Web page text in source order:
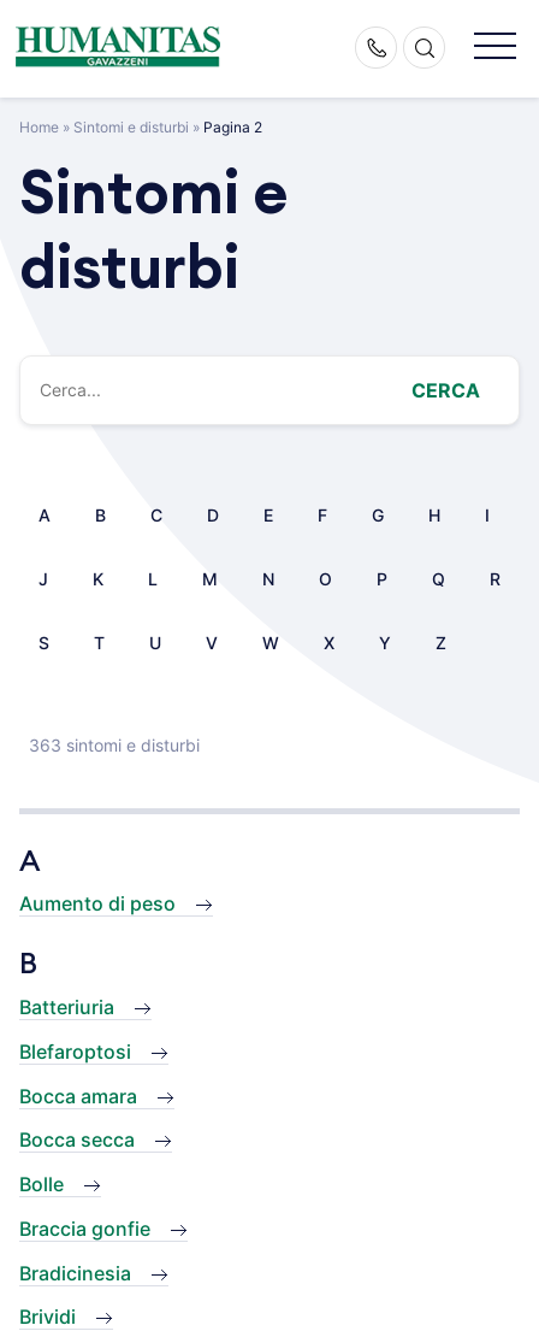
content
Home » Sintomi e disturbi » Pagina 2
Sintomi e
disturbi
CERCA
A B C D E F G H I
J K L M N O P Q R
S T U V W X Y Z
363 sintomi e disturbi
A
Aumento di peso
B
Batteriuria
Blefaroptosi
Bocca amara
Bocca secca
Bolle
Braccia gonfie
Bradicinesia
Brividi